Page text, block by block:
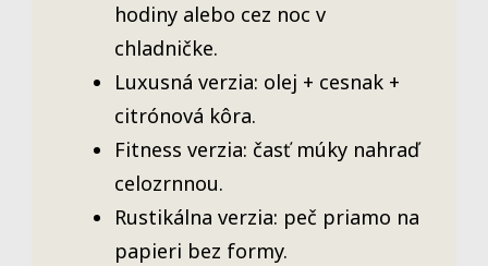
hodiny alebo cez noc v
chladničke.
Luxusná verzia: olej + cesnak +
citrónová kôra.
Fitness verzia: časť múky nahraď
celozrnnou.
Rustikálna verzia: peč priamo na
papieri bez formy.